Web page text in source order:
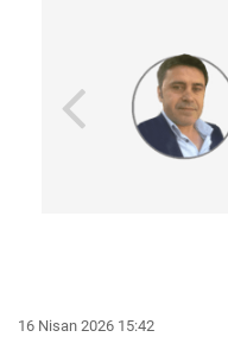
16 Nisan 2026 15:42